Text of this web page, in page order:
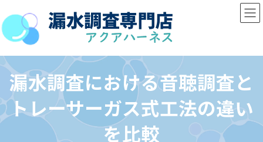
ン
テ
ツ
キ
ッ
ビ
ゲ
シ
に
移
漏水調査における音聴調査と
トレーサーガス式工法の違い
を比較